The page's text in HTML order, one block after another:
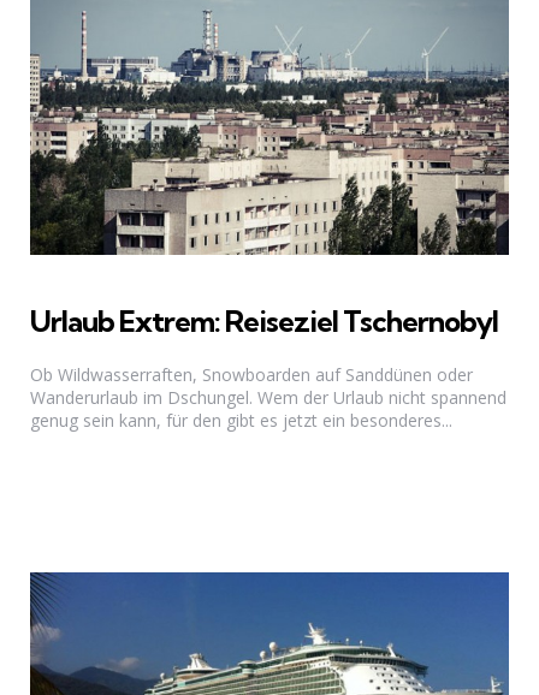
Urlaub Extrem: Reiseziel Tschernobyl
Ob Wildwasserraften, Snowboarden auf Sanddünen oder
Wanderurlaub im Dschungel. Wem der Urlaub nicht spannend
genug sein kann, für den gibt es jetzt ein besonderes...